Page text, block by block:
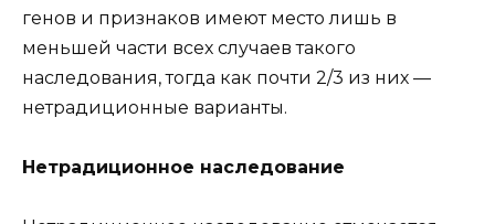
генов и признаков имеют место лишь в
меньшей части всех случаев такого
наследования, тогда как почти 2/3 из них —
нетрадиционные варианты.
Нетрадиционное наследование